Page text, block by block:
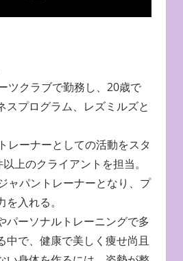
ツクラブで勤務し、20歳で
スプログラム、レズミルズと
レーナーとしての活動をスタ
上のクライアントを担当。
ャパントレーナーとなり、プ
入れる。
パーソナルトレーニングで多
中で、健康で美しく痩せ尚且